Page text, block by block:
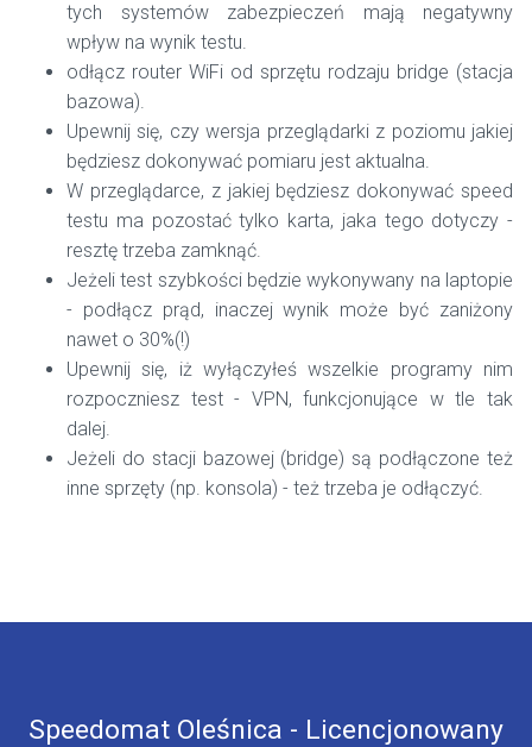
tych systemów zabezpieczeń mają negatywny
wpływ na wynik testu.
odłącz router WiFi od sprzętu rodzaju bridge (stacja
bazowa).
Upewnij się, czy wersja przeglądarki z poziomu jakiej
będziesz dokonywać pomiaru jest aktualna.
W przeglądarce, z jakiej będziesz dokonywać speed
testu ma pozostać tylko karta, jaka tego dotyczy -
resztę trzeba zamknąć.
Jeżeli test szybkości będzie wykonywany na laptopie
- podłącz prąd, inaczej wynik może być zaniżony
nawet o 30%(!)
Upewnij się, iż wyłączyłeś wszelkie programy nim
rozpoczniesz test - VPN, funkcjonujące w tle tak
dalej.
Jeżeli do stacji bazowej (bridge) są podłączone też
inne sprzęty (np. konsola) - też trzeba je odłączyć.
Speedomat Oleśnica - Licencjonowany